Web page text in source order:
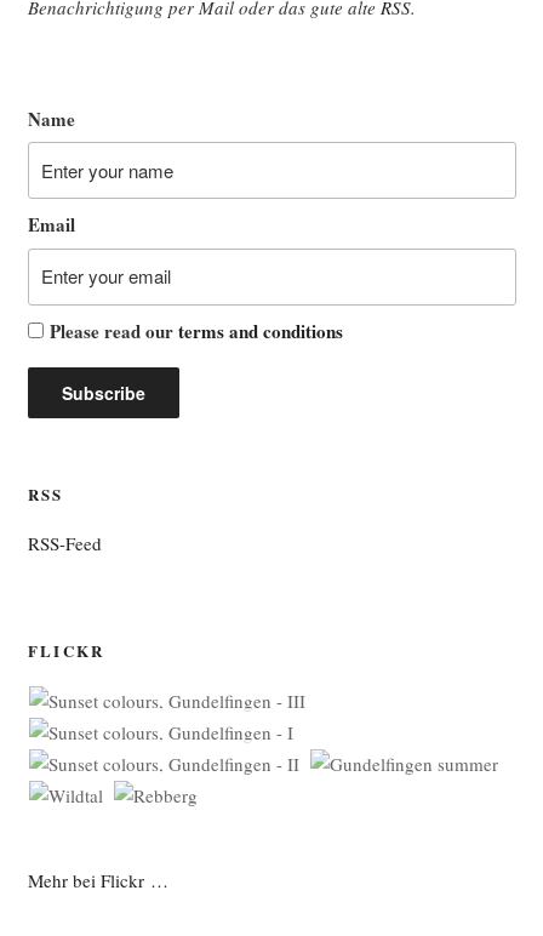
Benach­rich­ti­gung per Mail oder das gute alte RSS.
Name
Email
Please read ourterms and conditions
RSS
RSS-Feed
FLICKR
Mehr bei Flickr …